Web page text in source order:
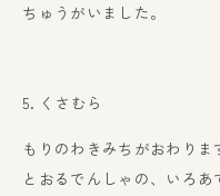
ちゅうがいました。
5. くさむら
もりのわきみちがおわりま
とおるでんしゃの、いろ